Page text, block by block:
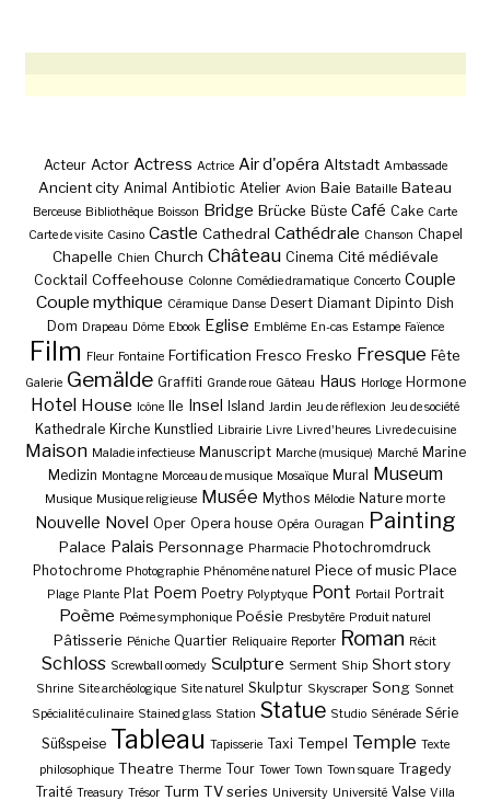
Acteur Actor Actress Actrice Air d'opéra Altstadt Ambassade
Ancient city Animal Antibiotic Atelier Avion Baie Bataille Bateau
Berceuse Bibliothèque Boisson Bridge Brücke Büste Café Cake Carte
Carte de visite Casino Castle Cathedral Cathédrale Chanson Chapel
Chapelle Chien Church Château Cinema Cité médiévale
Cocktail Coffeehouse Colonne Comédie dramatique Concerto Couple
Couple mythique Céramique Danse Desert Diamant Dipinto Dish
Dom Drapeau Dôme Ebook Eglise Emblème En-cas Estampe Faïence
Film Fleur Fontaine Fortification Fresco Fresko Fresque Fête
Galerie Gemälde Graffiti Grande roue Gâteau Haus Horloge Hormone
Hotel House Icône Ile Insel Island Jardin Jeu de réflexion Jeu de société
Kathedrale Kirche Kunstlied Librairie Livre Livre d'heures Livre de cuisine
Maison Maladie infectieuse Manuscript Marche (musique) Marché Marine
Medizin Montagne Morceau de musique Mosaïque Mural Museum
Musique Musique religieuse Musée Mythos Mélodie Nature morte
Nouvelle Novel Oper Opera house Opéra Ouragan Painting
Palace Palais Personnage Pharmacie Photochromdruck
Photochrome Photographie Phénomène naturel Piece of music Place
Plage Plante Plat Poem Poetry Polyptyque Pont Portail Portrait
Poème Poème symphonique Poésie Presbytère Produit naturel
Pâtisserie Péniche Quartier Reliquaire Reporter Roman Récit
Schloss Screwball oomedy Sculpture Serment Ship Short story
Shrine Site archéologique Site naturel Skulptur Skyscraper Song Sonnet
Spécialité culinaire Stained glass Station Statue Studio Sénérade Série
Süßspeise Tableau Tapisserie Taxi Tempel Temple Texte
philosophique Theatre Therme Tour Tower Town Town square Tragedy
Traité Treasury Trésor Turm TV series University Université Valse Villa